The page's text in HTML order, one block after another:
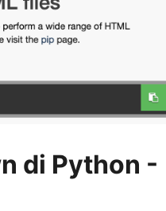
di Python -